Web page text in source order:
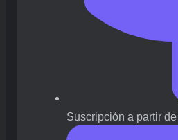
Suscripción a partir